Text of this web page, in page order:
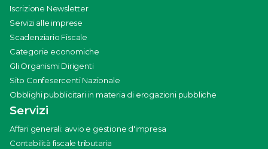
Iscrizione Newsletter
Servizi alle imprese
Scadenziario Fiscale
Categorie economiche
Gli Organismi Dirigenti
Sito Confesercenti Nazionale
Obblighi pubblicitari in materia di erogazioni pubbliche
Servizi
Affari generali: avvio e gestione d'impresa
Contabilità fiscale tributaria